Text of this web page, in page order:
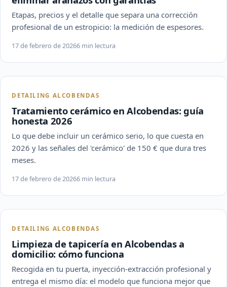
Etapas, precios y el detalle que separa una corrección
profesional de un estropicio: la medición de espesores.
17 de febrero de 20266 min lectura
DETAILING ALCOBENDAS
Tratamiento cerámico en Alcobendas: guía
honesta 2026
Lo que debe incluir un cerámico serio, lo que cuesta en
2026 y las señales del 'cerámico' de 150 € que dura tres
meses.
17 de febrero de 20266 min lectura
DETAILING ALCOBENDAS
Limpieza de tapicería en Alcobendas a
domicilio: cómo funciona
Recogida en tu puerta, inyección-extracción profesional y
entrega el mismo día: el modelo que funciona mejor que